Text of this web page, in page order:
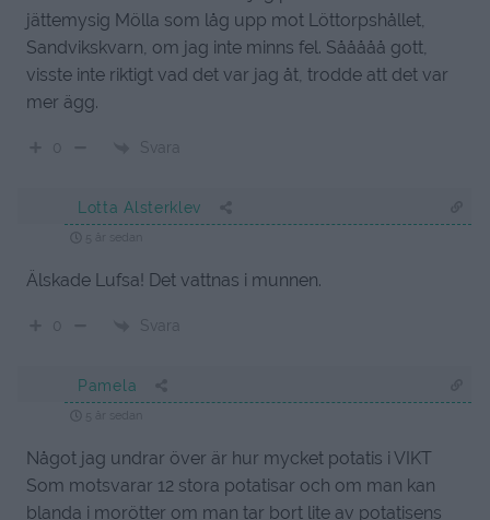
jättemysig Mölla som låg upp mot Löttorpshållet,
Sandvikskvarn, om jag inte minns fel. Sååååå gott,
visste inte riktigt vad det var jag åt, trodde att det var
mer ägg.
0 Svara
Lotta Alsterklev
Älskade Lufsa! Det vattnas i munnen.
0 Svara
Pamela
Något jag undrar över är hur mycket potatis i VIKT
Som motsvarar 12 stora potatisar och om man kan
blanda i morötter om man tar bort lite av potatisens